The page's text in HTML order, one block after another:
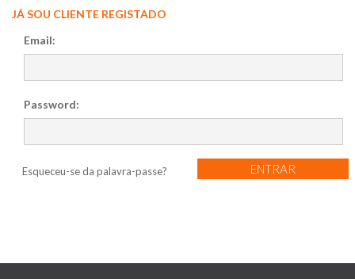
JÁ SOU CLIENTE REGISTADO
Email:
Password:
Esqueceu-se da palavra-passe?